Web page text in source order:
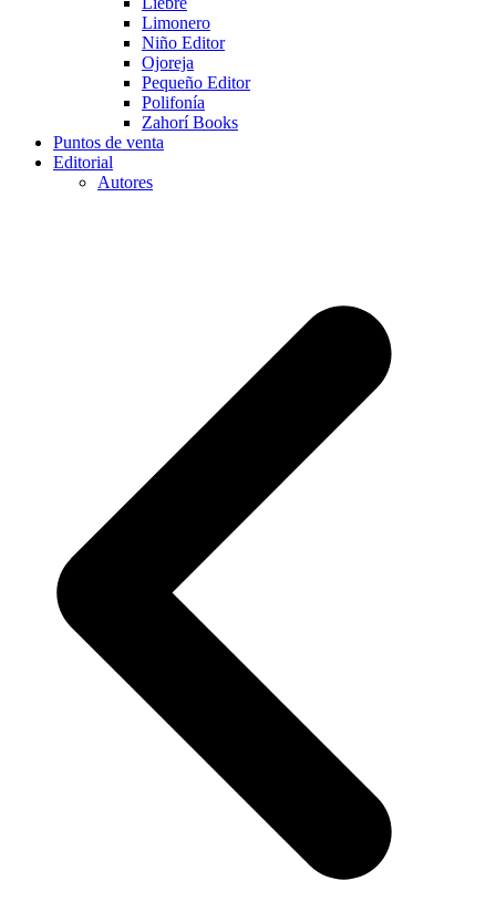
Limonero
Niño Editor
Ojoreja
Pequeño Editor
Polifonía
Zahorí Books
Puntos de venta
Editorial
Autores